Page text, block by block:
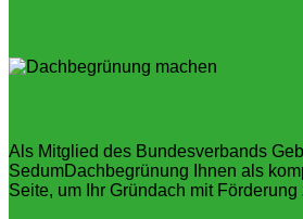
Als Mitglied des Bundesverbands
SedumDachbegrünung Ihnen als
Seite, um Ihr Gründach mit